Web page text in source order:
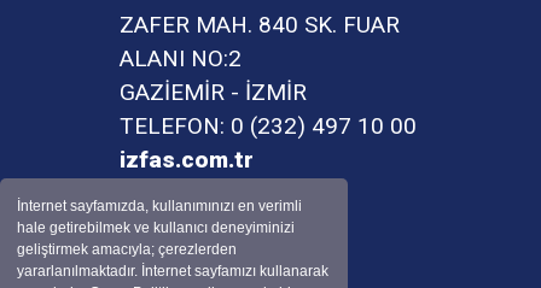
İnternet sayfamızda, kullanımınızı en verimli
hale getirebilmek ve kullanıcı deneyiminizi
geliştirmek amacıyla; çerezlerden
yararlanılmaktadır. İnternet sayfamızı kullanarak
ZAFER MAH. 840 SK. FUAR
ALANI NO:2
GAZİEMİR - İZMİR
TELEFON: 0 (232) 497 10 00
izfas.com.tr